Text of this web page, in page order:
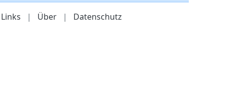
Links | Über | Datenschutz